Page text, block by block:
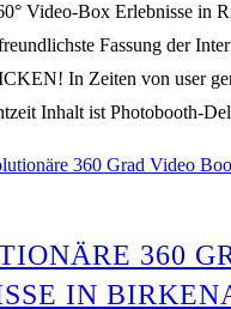
Video-Box Erlebnisse in
Fassung der
In Zeiten von user
Inhalt ist Photobooth-
360 Grad Video
360
IN